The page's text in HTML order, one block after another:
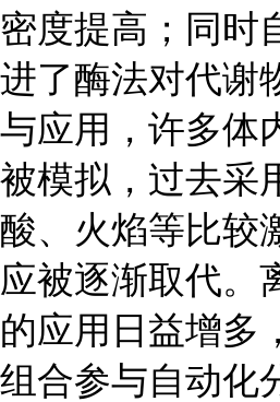
密度提高；同时
进了酶法对代谢
与应用，许多体
被模拟，过去采
酸、火焰等比较
应被逐渐取代。
的应用日益增多
组合参与自动化